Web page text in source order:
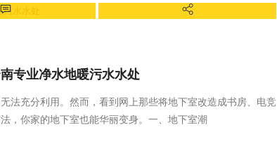
专业净水地暖污水水处
法充分利用。然而，看到网上那些将地下室改造成书房、电竞
，你家的地下室也能华丽变身。一、地下室潮